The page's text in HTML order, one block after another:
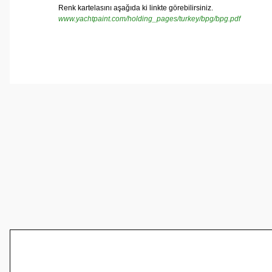
Renk kartelasını aşağıda ki linkte görebilirsiniz.
www.yachtpaint.com/holding_pages/turkey/bpg/bpg.pdf